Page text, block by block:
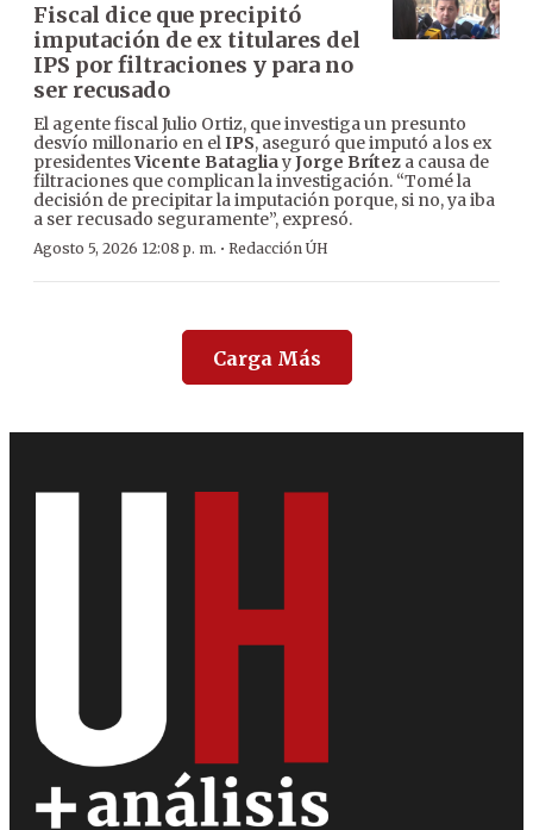
Fiscal dice que precipitó
imputación de ex titulares del
IPS por filtraciones y para no
ser recusado
El agente fiscal Julio Ortiz, que investiga un presunto
desvío millonario en elIPS, aseguró que imputó a los ex
presidentesVicente BatagliayJorge Brítez a causa de
filtraciones que complican la investigación. “Tomé la
decisión de precipitar la imputación porque, si no, ya iba
a ser recusado seguramente”, expresó.
Agosto 5, 2026 12:08 p. m. · Redacción ÚH
Carga Más